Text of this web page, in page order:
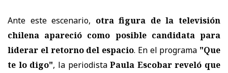
Ante este escenario, otra figura de la televisión
chilena apareció como posible candidata para
liderar el retorno del espacio. En el programa "Que
te lo digo", la periodistaPaula Escobar reveló que